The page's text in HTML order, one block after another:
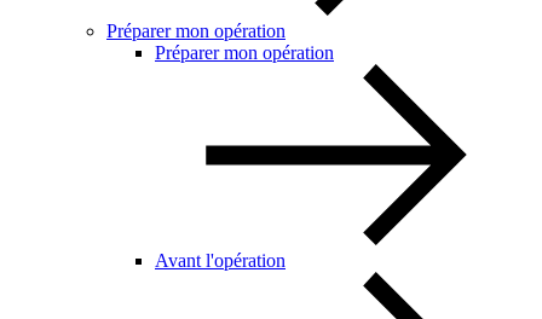
Préparer mon opération
Préparer mon opération
Avant l'opération